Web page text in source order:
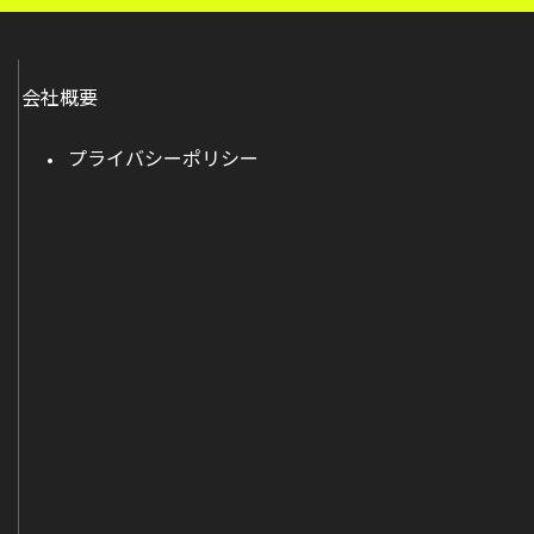
会社概要
プライバシーポリシー